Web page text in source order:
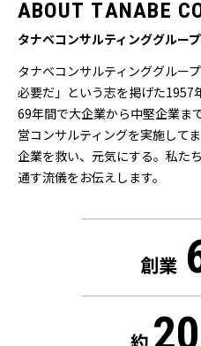
ABOUT TANABE C
タナベコンサルティンググルー
タナベコンサルティンググルー
必要だ」という志を掲げた1957
69年間で大企業から中堅企業ま
営コンサルティングを実施してま
企業を救い、元気にする。私た
通す流儀をお伝えします。
創業